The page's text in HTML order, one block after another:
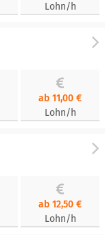
Lohn/h
ab 11,00 €
Lohn/h
ab 12,50 €
Lohn/h